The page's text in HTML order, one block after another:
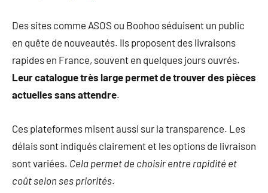
Des sites comme ASOS ou Boohoo séduisent un public
en quête de nouveautés. Ils proposent des livraisons
rapides en France, souvent en quelques jours ouvrés.
Leur catalogue très large permet de trouver des pièces
actuelles sans attendre.
Ces plateformes misent aussi sur la transparence. Les
délais sont indiqués clairement et les options de livraison
sont variées. Cela permet de choisir entre rapidité et
coût selon ses priorités.